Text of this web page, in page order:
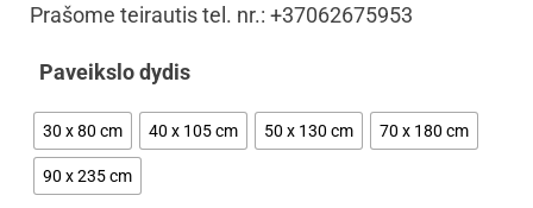
Prašome teirautis tel. nr.: +37062675953
Paveikslo dydis
30 x 80 cm 40 x 105 cm 50 x 130 cm 70 x 180 cm
90 x 235 cm